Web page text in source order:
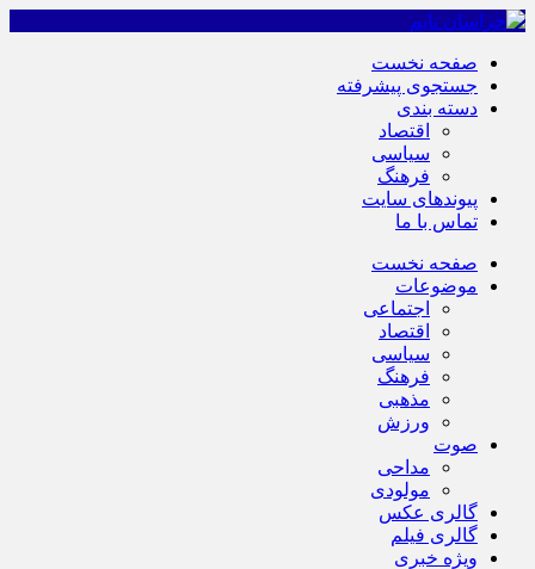
صفحه نخست
جستجوی پیشرفته
دسته بندی
اقتصاد
سیاسی
فرهنگ
پیوندهای سایت
تماس با ما
صفحه نخست
موضوعات
اجتماعی
اقتصاد
سیاسی
فرهنگ
مذهبی
ورزش
صوت
مداحی
مولودی
گالری عکس
گالری فیلم
ویژه خبری